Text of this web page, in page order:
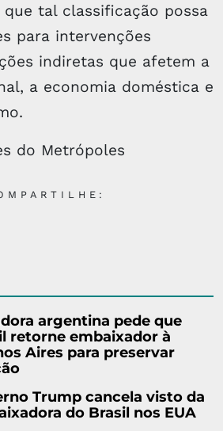
tal classificação possa
para intervenções
indiretas que afetem a
a economia doméstica e
do Metrópoles
argentina pede que
retorne embaixador à
Aires para preservar
Trump cancela visto da
do Brasil nos EUA